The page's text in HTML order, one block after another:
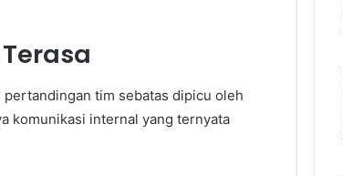
tim sebatas dipicu oleh
komunikasi internal yang ternyata